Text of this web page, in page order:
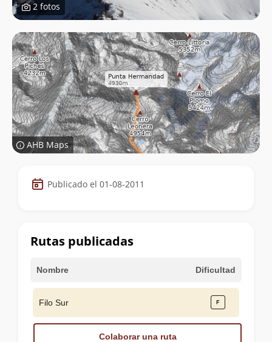
2 fotos
AHB Maps
Datos
de
cumbre
Publicado el 01-08-2011
Rutas publicadas
Nombre Dificultad
Filo Sur
Colaborar una ruta